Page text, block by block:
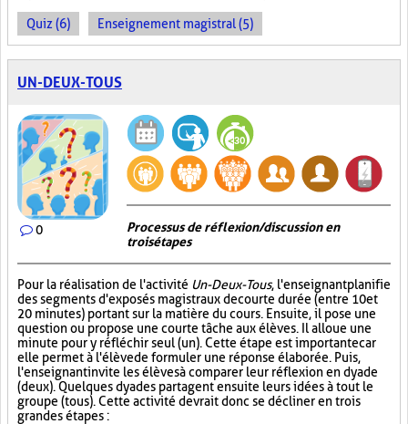
Quiz (6) Enseignement magistral (5)
UN-DEUX-TOUS
0
Processus de réflexion/discussion en
trois étapes
Pour la réalisation de l'activité Un-Deux-Tous, l'enseignant planifie
des segments d'exposés magistraux de courte durée (entre 10 et
20 minutes) portant sur la matière du cours. Ensuite, il pose une
question ou propose une courte tâche aux élèves. Il alloue une
minute pour y réfléchir seul (un). Cette étape est importante car
elle permet à l'élève de formuler une réponse élaborée. Puis,
l'enseignant invite les élèves à comparer leur réflexion en dyade
(deux). Quelques dyades partagent ensuite leurs idées à tout le
groupe (tous). Cette activité devrait donc se décliner en trois
grandes étapes :